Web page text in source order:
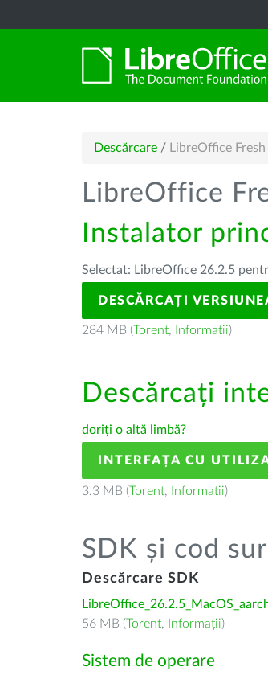
Descărcare / LibreOffice Fresh
LibreOffice
Instalator
Selectat: LibreOffice 26.2.5
DESCĂRCAȚI
284 MB (Torent, Informații)
Descărcați
doriți o altă limbă?
INTERFAȚA CU
3.3 MB (Torent, Informații)
SDK și cod
Descărcare SDK
56 MB (Torent, Informații)
Sistem de operare